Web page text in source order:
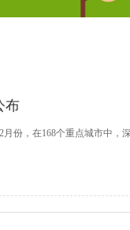
布
份，在168个重点城市中，